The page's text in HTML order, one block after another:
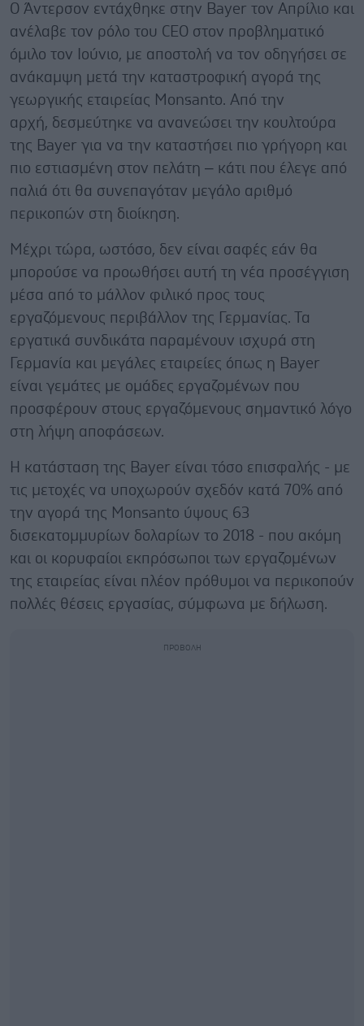
Ο Άντερσον εντάχθηκε στην Bayer τον Απρίλιο και
ανέλαβε τον ρόλο του CEO στον προβληματικό
όμιλο τον Ιούνιο, με αποστολή να τον οδηγήσει σε
ανάκαμψη μετά την καταστροφική αγορά της
γεωργικής εταιρείας Monsanto. Από την
αρχή, δεσμεύτηκε να ανανεώσει την κουλτούρα
της Bayer για να την καταστήσει πιο γρήγορη και
πιο εστιασμένη στον πελάτη – κάτι που έλεγε από
παλιά ότι θα συνεπαγόταν μεγάλο αριθμό
περικοπών στη διοίκηση.
Μέχρι τώρα, ωστόσο, δεν είναι σαφές εάν θα
μπορούσε να προωθήσει αυτή τη νέα προσέγγιση
μέσα από το μάλλον φιλικό προς τους
εργαζόμενους περιβάλλον της Γερμανίας. Τα
εργατικά συνδικάτα παραμένουν ισχυρά στη
Γερμανία και μεγάλες εταιρείες όπως η Bayer
είναι γεμάτες με ομάδες εργαζομένων που
προσφέρουν στους εργαζόμενους σημαντικό λόγο
στη λήψη αποφάσεων.
Η κατάσταση της Bayer είναι τόσο επισφαλής - με
τις μετοχές να υποχωρούν σχεδόν κατά 70% από
την αγορά της Monsanto ύψους 63
δισεκατομμυρίων δολαρίων το 2018 - που ακόμη
και οι κορυφαίοι εκπρόσωποι των εργαζομένων
της εταιρείας είναι πλέον πρόθυμοι να περικοπούν
πολλές θέσεις εργασίας, σύμφωνα με δήλωση.